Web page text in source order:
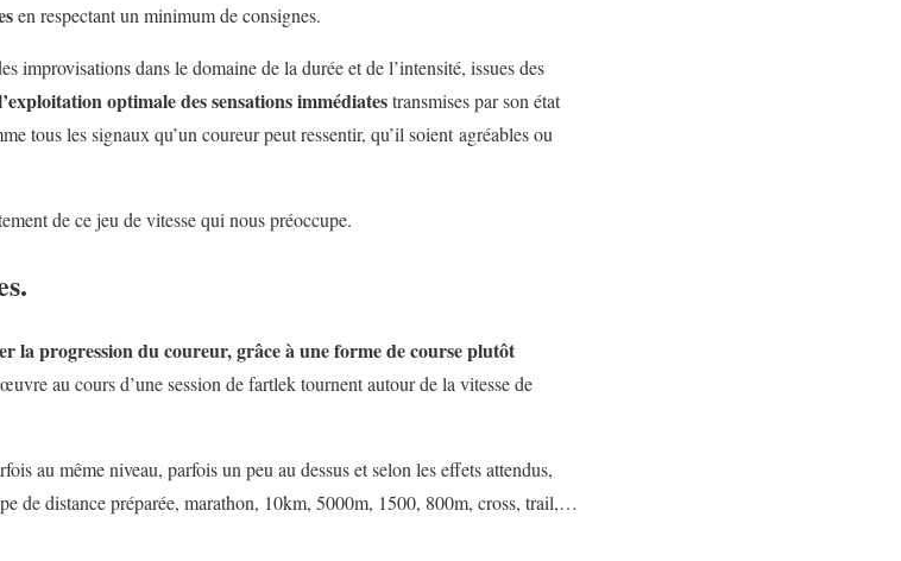
en respectant un minimum de consignes.
improvisations dans le domaine de la durée et de l’intensité, issues des
optimale des sensations immédiatestransmises par son état
tous les signaux qu’un coureur peut ressentir, qu’il soient agréables ou
de ce jeu de vitesse qui nous préoccupe.
la progression du coureur, grâce à une forme de course plutôt
au cours d’une session de fartlek tournent autour de la vitesse de
au même niveau, parfois un peu au dessus et selon les effets attendus,
de distance préparée, marathon, 10km, 5000m, 1500, 800m, cross, trail,…